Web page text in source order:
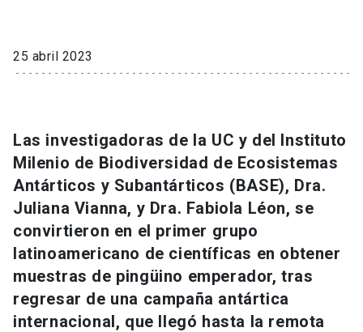
Información para keyboard_arrow_down
Futuros estudiantes
Estudiantes
Académicos
Personal
Go to english site launch
ACCESOS DIRECTOS
Admisión launch
Mi Cuenta UC
25 abril 2023
Las investigadoras de la UC y del Instituto
Milenio de Biodiversidad de Ecosistemas
Antárticos y Subantárticos (BASE), Dra.
Juliana Vianna, y Dra. Fabiola Léon, se
convirtieron en el primer grupo
latinoamericano de científicas en obtener
muestras de pingüino emperador, tras
regresar de una campaña antártica
internacional, que llegó hasta la remota